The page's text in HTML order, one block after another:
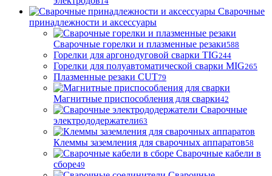
Сварочные
принадлежности и аксессуары
Сварочные горелки и плазменные резаки588
Горелки для аргонодуговой сварки TIG244
Горелки для полуавтоматической сварки MIG265
Плазменные резаки CUT79
Магнитные приспособления для сварки42
Сварочные
электрододержатели63
Клеммы заземления для сварочных аппаратов58
Сварочные кабели в
сборе49